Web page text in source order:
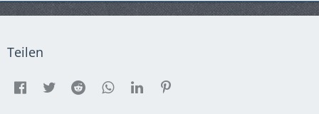
Teilen